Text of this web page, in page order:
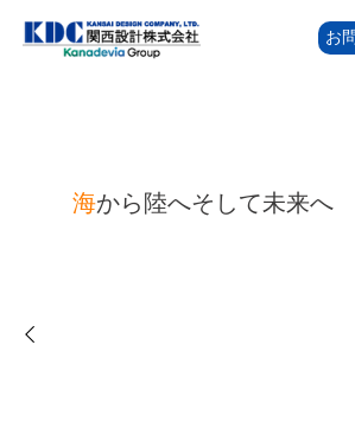
お
海から陸へそして未来へ